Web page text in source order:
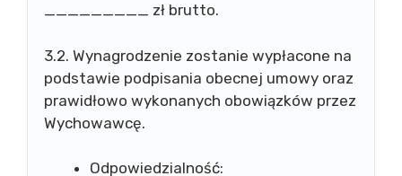
_________ zł brutto.
3.2. Wynagrodzenie zostanie wypłacone na
podstawie podpisania obecnej umowy oraz
prawidłowo wykonanych obowiązków przez
Wychowawcę.
Odpowiedzialność: